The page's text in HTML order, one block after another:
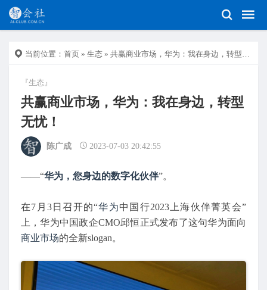
当前位置： 首页 » 生态 » 共赢商业市场，华为：我在身边，转型无忧！
『生态』
共赢商业市场，华为：我在身边，转型
无忧！
陈广成 2023-07-03 20:42:55
——“华为，您身边的数字化伙伴”。
在7月3日召开的“华为中国行2023上海伙伴菁英会”
上，华为中国政企CMO邱恒正式发布了这句华为面向
商业市场的全新slogan。